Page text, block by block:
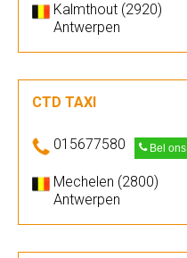
Kalmthout (2920)
Antwerpen
CTD TAXI
015677580 Bel ons
Mechelen (2800)
Antwerpen